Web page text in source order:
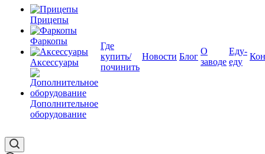
Прицепы
Фаркопы
Аксессуары
Дополнительное
оборудование
Где
купить/
починить
Новости Блог
О
заводе
Еду-
еду